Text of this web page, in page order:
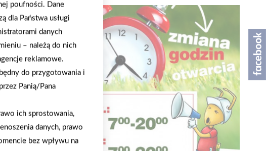
poufności. Dane
dla Państwa usługi
danych
– należą do nich
reklamowe.
do przygotowania i
Panią/Pana
ich sprostowania,
danych, prawo
bez wpływu na